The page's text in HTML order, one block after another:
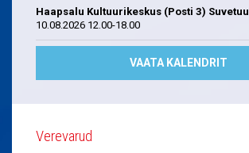
Haapsalu Kultuurikeskus (Posti 3)
10.08.2026 12.00-18.00
VAATA KALENDRIT
Verevarud